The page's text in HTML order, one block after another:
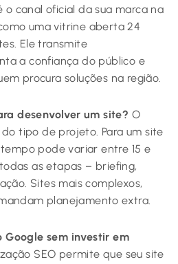
o canal oficial da sua marca na
uma vitrine aberta 24
Ele transmite
a confiança do público e
procura soluções na região.
desenvolver um site? O
tipo de projeto. Para um site
pode variar entre 15 e
as etapas – briefing,
Sites mais complexos,
planejamento extra.
Google sem investir em
SEO permite que seu site